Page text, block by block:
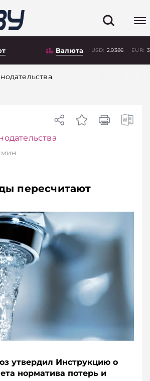
Валюта USD: 2.9386 EUR:
мин
пересчитают
утвердил Инструкцию о
норматива потерь и